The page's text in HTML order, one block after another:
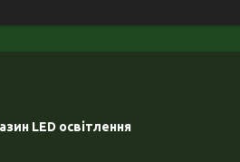
LED освітлення